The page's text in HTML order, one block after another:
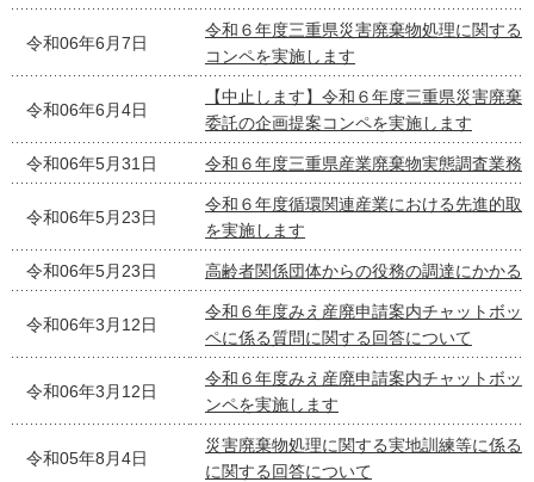
令和06年6月7日
令和６年度三重県災害廃棄物処理に関する
コンペを実施します
令和06年6月4日
【中止します】令和６年度三重県災害廃
委託の企画提案コンペを実施します
令和06年5月31日 令和６年度三重県産業廃棄物実態調査業務
令和06年5月23日
令和６年度循環関連産業における先進的取
を実施します
令和06年5月23日 高齢者関係団体からの役務の調達にかかる
令和06年3月12日
令和６年度みえ産廃申請案内チャットボッ
ペに係る質問に関する回答について
令和06年3月12日
令和６年度みえ産廃申請案内チャットボッ
ンペを実施します
令和05年8月4日
災害廃棄物処理に関する実地訓練等に係る
に関する回答について